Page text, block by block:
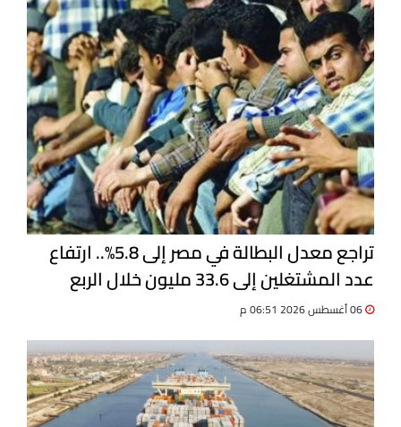
تراجع معدل البطالة في مصر إلى 5.8%.. ارتفاع
عدد المشتغلين إلى 33.6 مليون خلال الربع
الثاني 2026